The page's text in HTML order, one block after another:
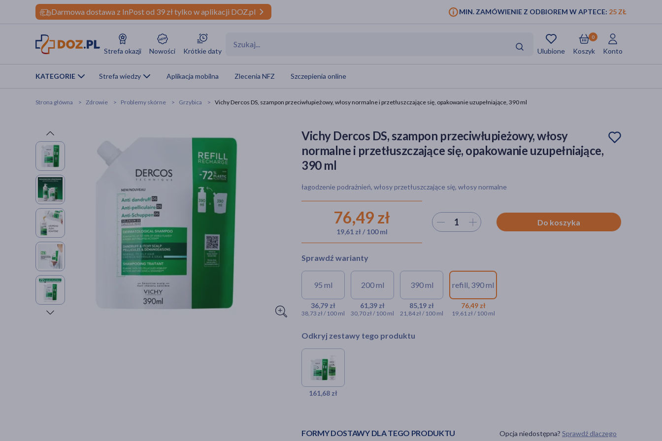
Darmowa dostawa z InPost od 39 zł tylko w aplikacji DOZ.pl MIN. ZAMÓWIENIE Z ODBIOREM W APTECE: 25 ZŁ
Strefa okazji Nowości Krótkie daty Ulubione Koszyk
0
Konto
KATEGORIE Strefa wiedzy Aplikacja mobilna Zlecenia NFZ Szczepienia online
Strona główna Zdrowie Problemy skórne Grzybica Vichy Dercos DS, szampon przeciwłupieżowy, włosy normalne i przetłuszczające się, opakowanie uzupełniające, 390 ml
Vichy Dercos DS, szampon przeciwłupieżowy, włosy
normalne i przetłuszczające się, opakowanie uzupełniające,
390 ml
łagodzenie podrażnień, włosy przetłuszczające się, włosy normalne
76,49 zł
19,61 zł / 100 ml
Wybierz ilość Do koszyka
Sprawdź warianty
95 ml
36,79 zł
38,73 zł / 100 ml
200 ml
61,39 zł
30,70 zł / 100 ml
390 ml
85,19 zł
21,84 zł / 100 ml
refill, 390 ml
76,49 zł
19,61 zł / 100 ml
Odkryj zestawy tego produktu
161,68 zł
FORMY DOSTAWY DLA TEGO PRODUKTU Opcja niedostępna? Sprawdź dlaczego